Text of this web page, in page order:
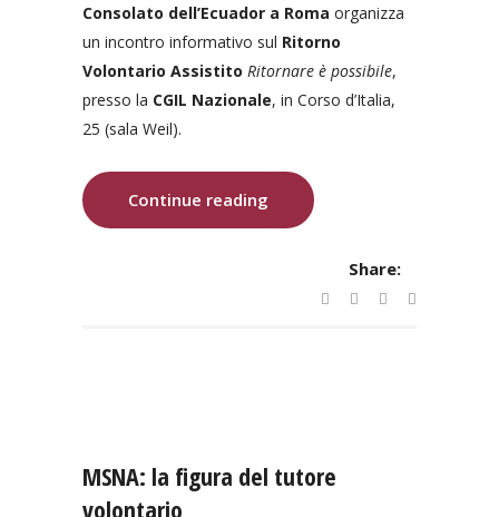
Consolato dell’Ecuador a Roma organizza
un incontro informativo sul Ritorno
Volontario Assistito Ritornare è possibile,
presso la CGIL Nazionale, in Corso d’Italia,
25 (sala Weil).
Continue reading
Share:
MSNA: la figura del tutore
volontario